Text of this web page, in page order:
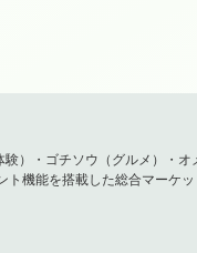
）・ゴチソウ（グルメ）・
機能を搭載した総合マーケッ